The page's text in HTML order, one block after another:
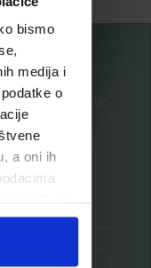
bismo
medija i
o
a oni ih
promocije
novosti